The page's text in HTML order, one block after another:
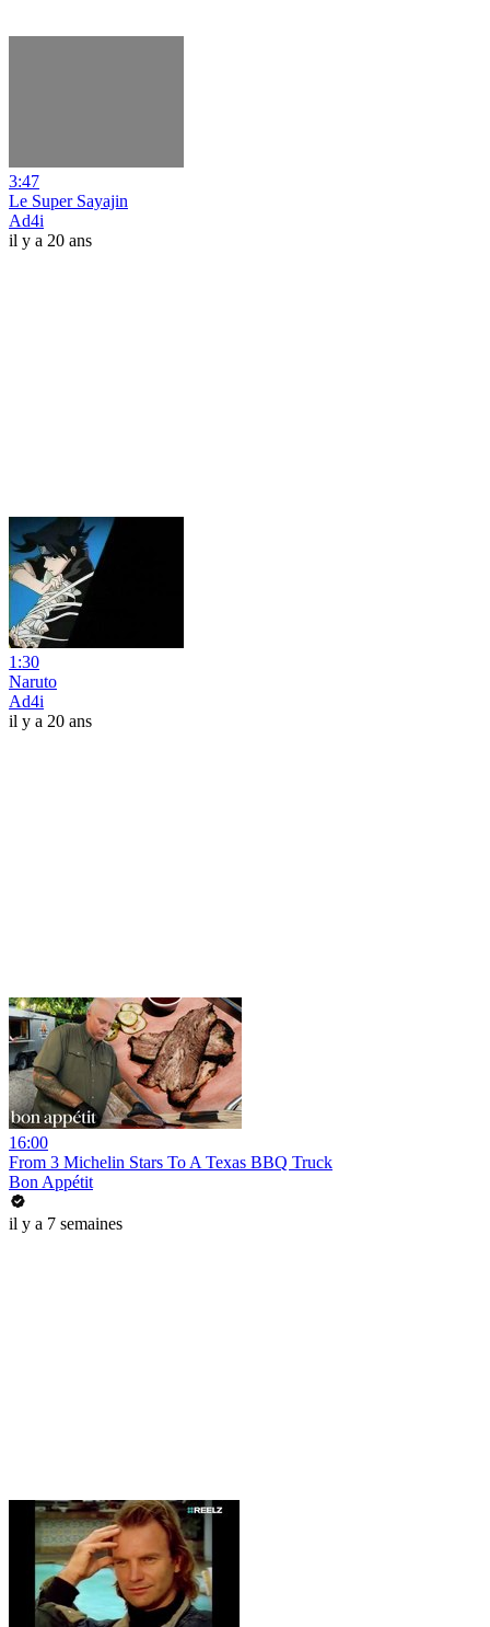
3:47
Le Super Sayajin
Ad4i
il y a 20 ans
1:30
Naruto
Ad4i
il y a 20 ans
16:00
From 3 Michelin Stars To A Texas BBQ Truck
Bon Appétit
il y a 7 semaines